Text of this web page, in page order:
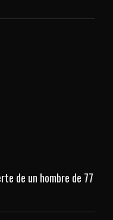
de un hombre de 77